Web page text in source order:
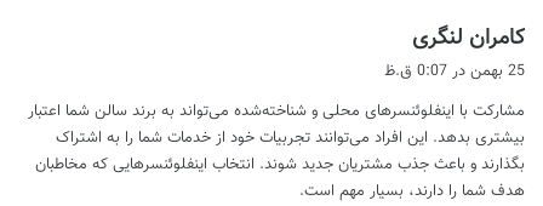
کامران لنگری
ف
:
25 بهمن در 0:07 ق.ظ
مشارکت با اینفلوئنسرهای محلی و شناخته‌شده می‌تواند به برند سالن شما اعتبار
بیشتری بدهد. این افراد می‌توانند تجربیات خود از خدمات شما را به اشتراک
بگذارند و باعث جذب مشتریان جدید شوند. انتخاب اینفلوئنسرهایی که مخاطبان
هدف شما را دارند، بسیار مهم است.